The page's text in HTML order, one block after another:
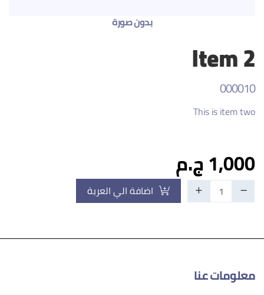
بدون صورة
Item 2
000010
This is item two
1,000 ج.م
اضافة الي العربة
معلومات عنا